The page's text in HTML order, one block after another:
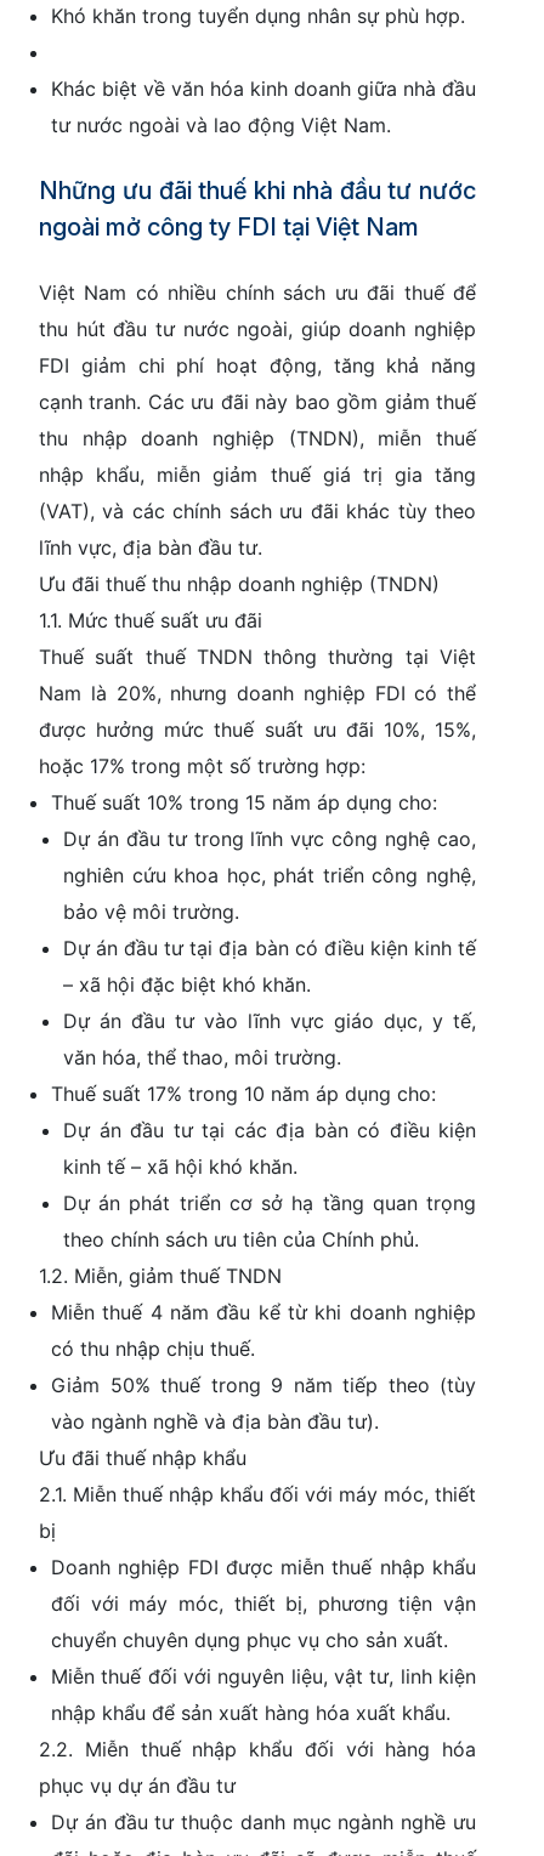
Khó khăn trong tuyển dụng nhân sự phù hợp.
Khác biệt về văn hóa kinh doanh giữa nhà đầu
tư nước ngoài và lao động Việt Nam.
Những ưu đãi thuế khi nhà đầu tư nước
ngoài mở công ty FDI tại Việt Nam
Việt Nam có nhiều chính sách ưu đãi thuế để
thu hút đầu tư nước ngoài, giúp doanh nghiệp
FDI giảm chi phí hoạt động, tăng khả năng
cạnh tranh. Các ưu đãi này bao gồm giảm thuế
thu nhập doanh nghiệp (TNDN), miễn thuế
nhập khẩu, miễn giảm thuế giá trị gia tăng
(VAT), và các chính sách ưu đãi khác tùy theo
lĩnh vực, địa bàn đầu tư.
Ưu đãi thuế thu nhập doanh nghiệp (TNDN)
1.1. Mức thuế suất ưu đãi
Thuế suất thuế TNDN thông thường tại Việt
Nam là 20%, nhưng doanh nghiệp FDI có thể
được hưởng mức thuế suất ưu đãi 10%, 15%,
hoặc 17% trong một số trường hợp:
Thuế suất 10% trong 15 năm áp dụng cho:
Dự án đầu tư trong lĩnh vực công nghệ cao,
nghiên cứu khoa học, phát triển công nghệ,
bảo vệ môi trường.
Dự án đầu tư tại địa bàn có điều kiện kinh tế
– xã hội đặc biệt khó khăn.
Dự án đầu tư vào lĩnh vực giáo dục, y tế,
văn hóa, thể thao, môi trường.
Thuế suất 17% trong 10 năm áp dụng cho:
Dự án đầu tư tại các địa bàn có điều kiện
kinh tế – xã hội khó khăn.
Dự án phát triển cơ sở hạ tầng quan trọng
theo chính sách ưu tiên của Chính phủ.
1.2. Miễn, giảm thuế TNDN
Miễn thuế 4 năm đầu kể từ khi doanh nghiệp
có thu nhập chịu thuế.
Giảm 50% thuế trong 9 năm tiếp theo (tùy
vào ngành nghề và địa bàn đầu tư).
Ưu đãi thuế nhập khẩu
2.1. Miễn thuế nhập khẩu đối với máy móc, thiết
bị
Doanh nghiệp FDI được miễn thuế nhập khẩu
đối với máy móc, thiết bị, phương tiện vận
chuyển chuyên dụng phục vụ cho sản xuất.
Miễn thuế đối với nguyên liệu, vật tư, linh kiện
nhập khẩu để sản xuất hàng hóa xuất khẩu.
2.2. Miễn thuế nhập khẩu đối với hàng hóa
phục vụ dự án đầu tư
Dự án đầu tư thuộc danh mục ngành nghề ưu